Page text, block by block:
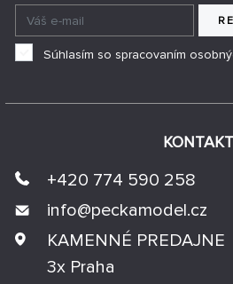
KONTAKT
+420 774 590 258
info@peckamodel.cz
KAMENNÉ PREDAJNE
3x Praha
Súhlasím so spracovaním